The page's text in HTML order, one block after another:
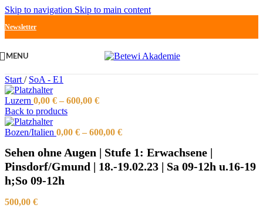
Skip to navigation Skip to main content
Newsletter
MENU
Start / SoA - E1
Luzern 0,00 € – 600,00 €
Back to products
Bozen/Italien 0,00 € – 600,00 €
Sehen ohne Augen | Stufe 1: Erwachsene |
Pinsdorf/Gmund | 18.-19.02.23 | Sa 09-12h u.16-19
h;So 09-12h
500,00 €